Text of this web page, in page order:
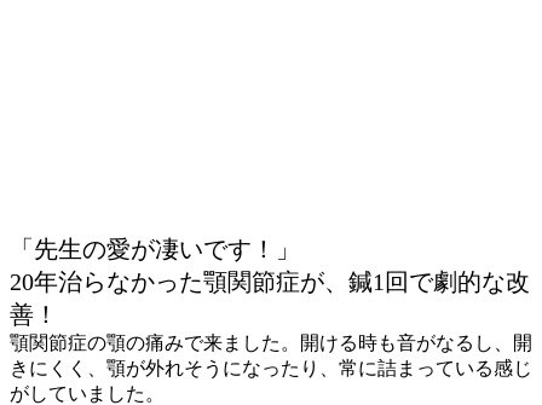
「先生の愛が凄いです！」
20年治らなかった顎関節症が、鍼1回で劇的な改
善！
顎関節症の顎の痛みで来ました。開ける時も音がなるし、開
きにくく、顎が外れそうになったり、常に詰まっている感じ
がしていました。